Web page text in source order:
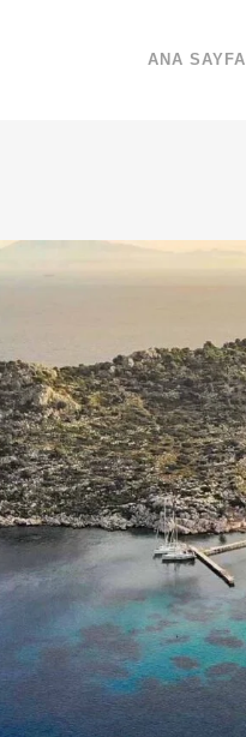
ANA SAYFA